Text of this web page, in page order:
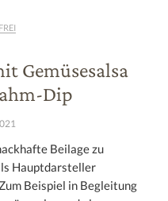
Gemüsesalsa
Dip
Beilage zu
Hauptdarsteller
Beispiel in Begleitung